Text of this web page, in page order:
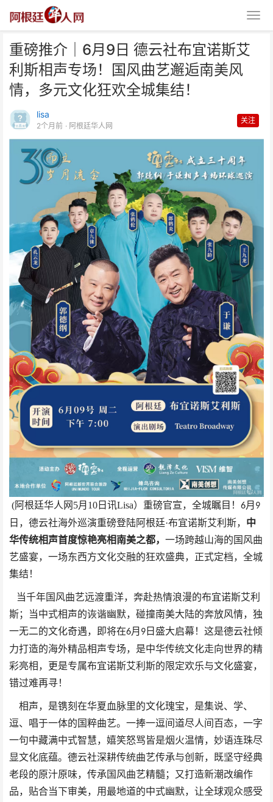
重磅推介｜6月9日 德云社布宜诺斯艾
利斯相声专场！国风曲艺邂逅南美风
情，多元文化狂欢全城集结！
lisa
2个月前 · 阿根廷华人网
关注
(阿根廷华人网5月10日讯Lisa）重磅官宣，全城瞩目！ 6月 9
日，德云社海外巡演重磅登陆阿根廷·布宜诺斯艾利斯， 中
华传统相声首度惊艳亮相南美之都， 一场跨越山海的国风曲
艺盛宴，一场东西方文化交融的狂欢盛典，正式定档，全城
集结！
当千年国风曲艺远渡重洋，奔赴热情浪漫的布宜诺斯艾利
斯；当中式相声的诙谐幽默，碰撞南美大陆的奔放风情，独
一无二的文化奇遇，即将在6月 9 日盛大启幕！这是德云社倾
力打造的海外精品相声专场，是中华传统文化走向世界的精
彩亮相，更是专属布宜诺斯艾利斯的限定欢乐与文化盛宴，
错过难再寻！
相声，是镌刻在华夏血脉里的文化瑰宝，是集说、学、
逗、唱于一体的国粹曲艺。一捧一逗间道尽人间百态，一字
一句中藏满中式智慧，嬉笑怒骂皆是烟火温情，妙语连珠尽
显文化底蕴。德云社深耕传统曲艺传承与创新，既坚守经典
老段的原汁原味，传承国风曲艺精髓；又打造新潮改编作
品，贴合当下审美，用最地道的中式幽默，让全球观众感受
重磅推介｜6月9日 德云社布宜诺
斯艾利斯相声专场！国